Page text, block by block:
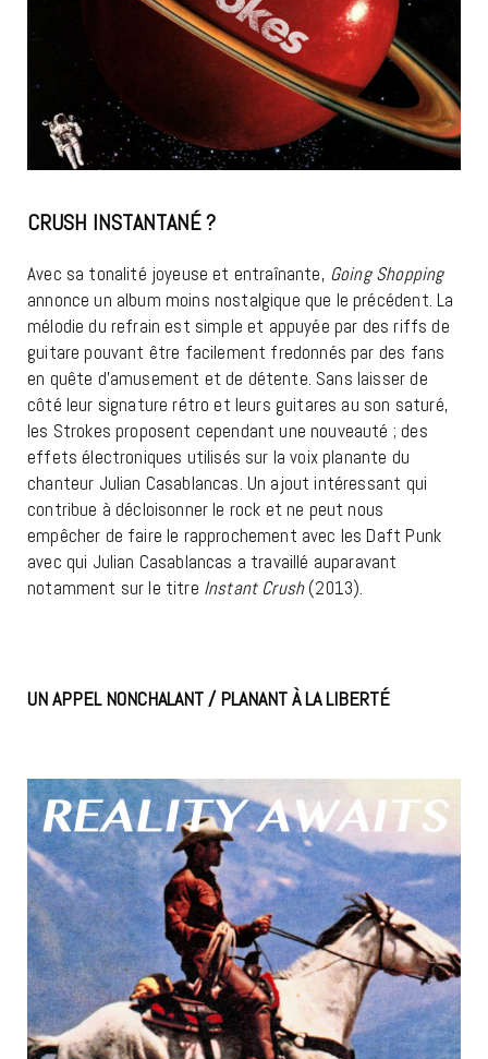
CRUSH INSTANTANÉ ?
Avec sa tonalité joyeuse et entraînante, Going Shopping
annonce un album moins nostalgique que le précédent. La
mélodie du refrain est simple et appuyée par des riffs de
guitare pouvant être facilement fredonnés par des fans
en quête d’amusement et de détente. Sans laisser de
côté leur signature rétro et leurs guitares au son saturé,
les Strokes proposent cependant une nouveauté ; des
effets électroniques utilisés sur la voix planante du
chanteur Julian Casablancas. Un ajout intéressant qui
contribue à décloisonner le rock et ne peut nous
empêcher de faire le rapprochement avec les Daft Punk
avec qui Julian Casablancas a travaillé auparavant
notamment sur le titre Instant Crush(2013).
UN APPEL NONCHALANT / PLANANT À LA LIBERTÉ